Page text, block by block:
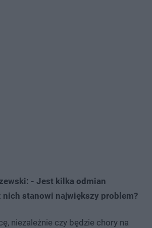
- Jest kilka odmian
nich stanowi największy problem?
niezależnie czy będzie chory na